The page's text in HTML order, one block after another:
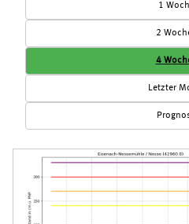
1
2
4
Letzter